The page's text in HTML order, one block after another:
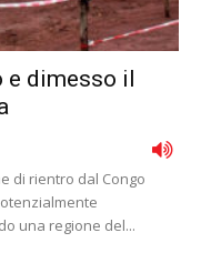
dimesso il
di rientro dal Congo
una regione del...